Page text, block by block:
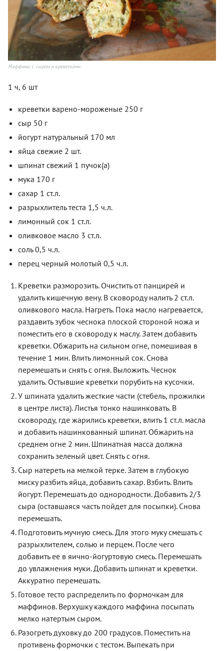
Маффины с сыром и креветками
1 ч, 6 шт
креветки варено-мороженые 250 г
сыр 50 г
йогурт натуральный 170 мл
яйца свежие 2 шт.
шпинат свежий 1 пучок(а)
мука 170 г
сахар 1 ст.л.
разрыхлитель теста 1,5 ч.л.
лимонный сок 1 ст.л.
оливковое масло 3 ст.л.
соль 0,5 ч.л.
перец черный молотый 0,5 ч.л.
Креветки разморозить. Очистить от панцирей и
удалить кишечную вену. В сковороду налить 2 ст.л.
оливкового масла. Нагреть. Пока масло нагревается,
раздавить зубок чеснока плоской стороной ножа и
поместить его в сковороду к маслу. Затем добавить
креветки. Обжарить на сильном огне, помешивая в
течение 1 мин. Влить лимонный сок. Снова
перемешать и снять с огня. Выложить. Чеснок
удалить. Остывшие креветки порубить на кусочки.
У шпината удалить жесткие части (стебель, прожилки
в центре листа). Листья тонко нашинковать. В
сковороду, где жарились креветки, влить 1 ст.л. масла
и добавить нашинкованный шпинат. Обжарить на
среднем огне 2 мин. Шпинатная масса должна
сохранить зеленый цвет. Снять с огня.
Сыр натереть на мелкой терке. Затем в глубокую
миску разбить яйца, добавить сахар. Взбить. Влить
йогурт. Перемешать до однородности. Добавить 2/3
сыра (оставшаяся часть пойдет для посыпки). Снова
перемешать.
Подготовить мучную смесь. Для этого муку смешать с
разрыхлителем, солью и перцем. После чего
добавить ее в яично-йогуртовую смесь. Перемешать
до увлажнения муки. Добавить шпинат и креветки.
Аккуратно перемешать.
Готовое тесто распределить по формочкам для
маффинов. Верхушку каждого маффина посыпать
мелко натертым сыром.
Разогреть духовку до 200 градусов. Поместить на
противень формочки с тестом. Выпекать при